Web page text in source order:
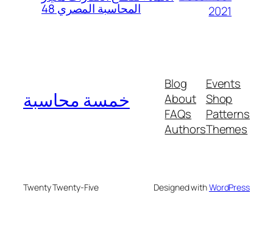
المحاسبة المصري 48
2021
خمسة محاسبة
Blog
About
FAQs
Authors
Events
Shop
Patterns
Themes
Twenty Twenty-Five Designed withWordPress